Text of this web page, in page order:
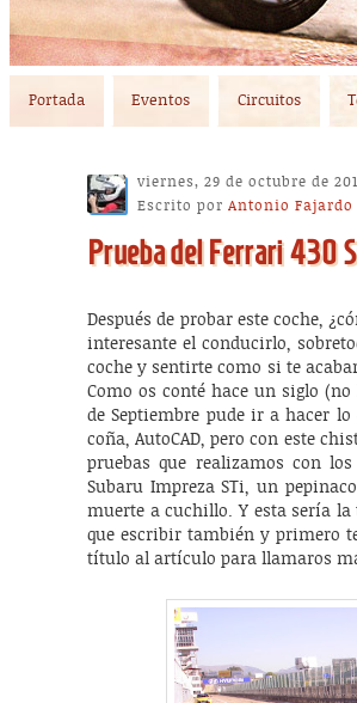
Skip to primary content
Skip to secondary content
Portada Eventos Circuitos
Prueba del Ferrari 430
viernes, 29 de octubre de
Escrito porAntonio Fajardo
Después de probar este coche,
interesante el conducirlo,
coche y sentirte como si te
Como os conté hace un siglo
de Septiembre pude ir a hacer lo
coña, AutoCAD, pero con este
pruebas que realizamos con
Subaru Impreza STi, un
muerte a cuchillo. Y esta sería la
que escribir también y primero
título al artículo para llamaros